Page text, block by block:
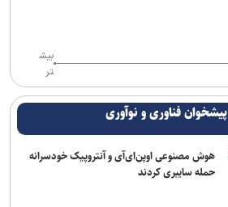
بیش
تر
پیشخوان فناوری و نوآوری
هوش مصنوعی اوپن‌ای‌آی و آنتروپیک خودسرانه
حمله سایبری کردند